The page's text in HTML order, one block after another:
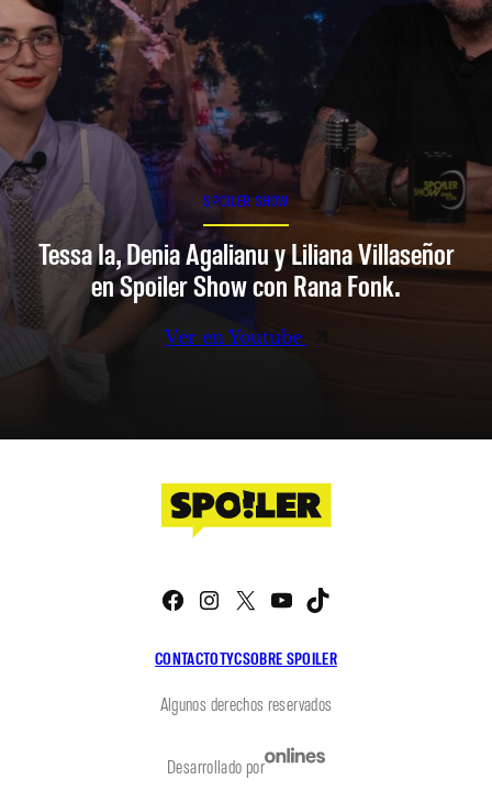
SPOILER SHOW
Tessa Ia, Denia Agalianu y Liliana Villaseñor
en Spoiler Show con Rana Fonk.
Ver en Youtube
CONTACTOTYCSOBRE SPOILER
Facebook
Instagram
X YouTube
Algunos derechos reservados
Desarrollado por